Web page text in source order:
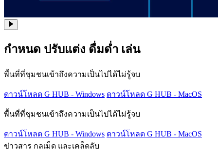
กำหนด ปรับแต่ง ดื่มด่ำ เล่น
พื้นที่ที่ชุมชนเข้าถึงความเป็นไปได้ไม่รู้จบ
ดาวน์โหลด G HUB - Windows ดาวน์โหลด G HUB - MacOS
พื้นที่ที่ชุมชนเข้าถึงความเป็นไปได้ไม่รู้จบ
ดาวน์โหลด G HUB - Windows ดาวน์โหลด G HUB - MacOS
ข่าวสาร กลเม็ด และเคล็ดลับ